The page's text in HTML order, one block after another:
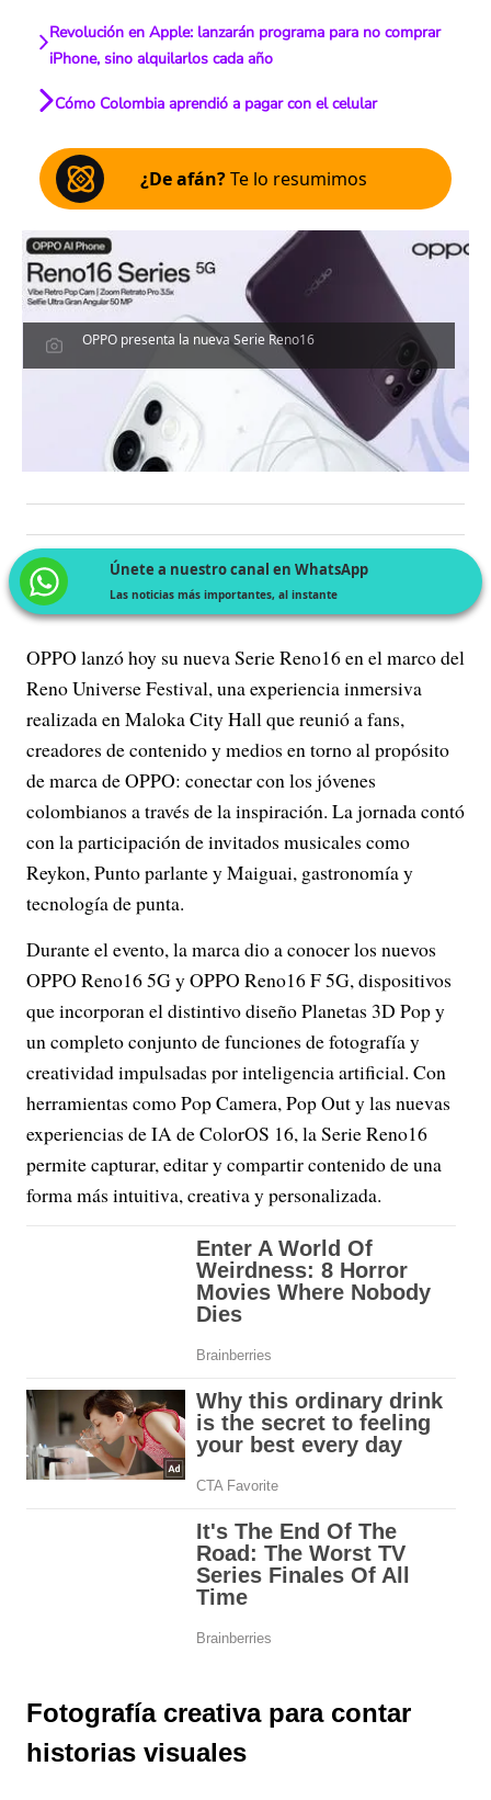
Revolución en Apple: lanzarán programa para no comprar
iPhone, sino alquilarlos cada año
Cómo Colombia aprendió a pagar con el celular
¿De afán?Te lo resumimos
OPPO presenta la nueva Serie Reno16
Únete a nuestro canal en WhatsApp
Las noticias más importantes, al instante
OPPO lanzó hoy su nueva Serie Reno16 en el marco del
Reno Universe Festival, una experiencia inmersiva
realizada en Maloka City Hall que reunió a fans,
creadores de contenido y medios en torno al propósito
de marca de OPPO: conectar con los jóvenes
colombianos a través de la inspiración. La jornada contó
con la participación de invitados musicales como
Reykon, Punto parlante y Maiguai, gastronomía y
tecnología de punta.
Durante el evento, la marca dio a conocer los nuevos
OPPO Reno16 5G y OPPO Reno16 F 5G, dispositivos
que incorporan el distintivo diseño Planetas 3D Pop y
un completo conjunto de funciones de fotografía y
creatividad impulsadas por inteligencia artificial. Con
herramientas como Pop Camera, Pop Out y las nuevas
experiencias de IA de ColorOS 16, la Serie Reno16
permite capturar, editar y compartir contenido de una
forma más intuitiva, creativa y personalizada.
Fotografía creativa para contar
historias visuales